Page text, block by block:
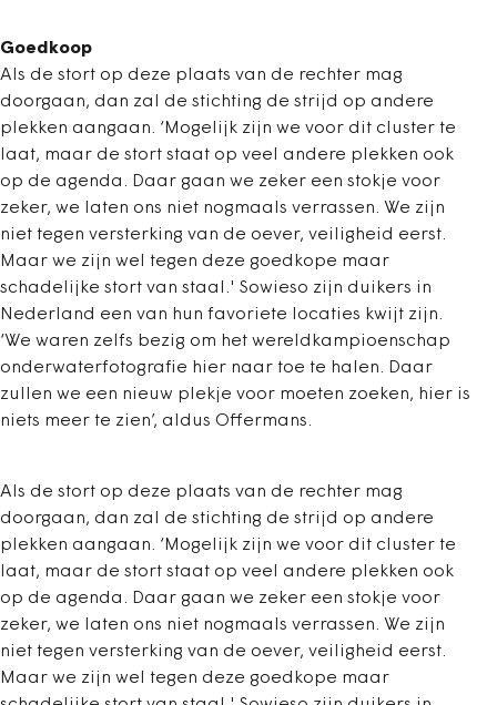
Goedkoop
Als de stort op deze plaats van de rechter mag
doorgaan, dan zal de stichting de strijd op andere
plekken aangaan. ‘Mogelijk zijn we voor dit cluster te
laat, maar de stort staat op veel andere plekken ook
op de agenda. Daar gaan we zeker een stokje voor
zeker, we laten ons niet nogmaals verrassen. We zijn
niet tegen versterking van de oever, veiligheid eerst.
Maar we zijn wel tegen deze goedkope maar
schadelijke stort van staal.' Sowieso zijn duikers in
Nederland een van hun favoriete locaties kwijt zijn.
‘We waren zelfs bezig om het wereldkampioenschap
onderwaterfotografie hier naar toe te halen. Daar
zullen we een nieuw plekje voor moeten zoeken, hier is
niets meer te zien’, aldus Offermans.
Als de stort op deze plaats van de rechter mag
doorgaan, dan zal de stichting de strijd op andere
plekken aangaan. ‘Mogelijk zijn we voor dit cluster te
laat, maar de stort staat op veel andere plekken ook
op de agenda. Daar gaan we zeker een stokje voor
zeker, we laten ons niet nogmaals verrassen. We zijn
niet tegen versterking van de oever, veiligheid eerst.
Maar we zijn wel tegen deze goedkope maar